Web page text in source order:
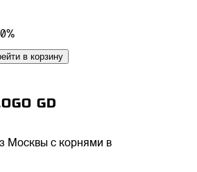
в корзину
GD
Москвы с корнями в